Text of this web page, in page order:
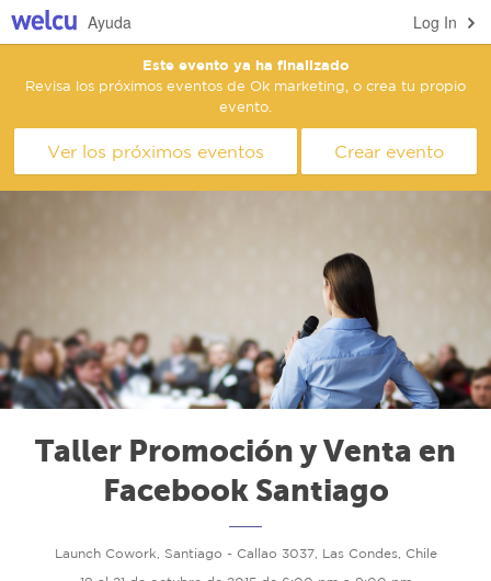
Log In
Ayuda
Este evento ya ha finalizado
Revisa los próximos eventos de Ok marketing, o crea tu propio
evento.
Ver los próximos eventos Crear evento
Taller Promoción y Venta en
Facebook Santiago
Launch Cowork, Santiago - Callao 3037, Las Condes, Chile